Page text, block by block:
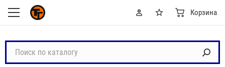
Корзина